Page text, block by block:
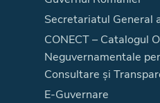
Secretariatul General
CONECT – Catalogul
Neguvernamentale
Consultare și
E-Guvernare